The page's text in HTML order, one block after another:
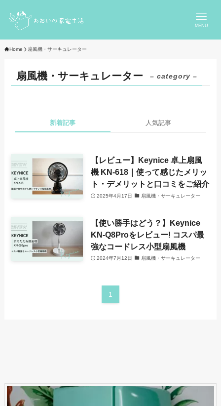
MENU
Home 扇風機・サーキュレーター
扇風機・サーキュレーター – category –
新着記事 人気記事
【レビュー】Keynice 卓上扇風
機 KN-618｜使って感じたメリッ
ト・デメリットと口コミをご紹介
2025年4月17日 扇風機・サーキュレーター
【使い勝手はどう？】Keynice
KN-Q8Proをレビュー! コスパ最
強なコードレス小型扇風機
2024年7月12日 扇風機・サーキュレーター
1